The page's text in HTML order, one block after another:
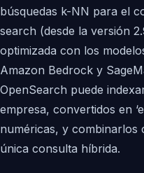
búsquedas k-NN para el
search (desde la versión
optimizada con los
Amazon Bedrock y
OpenSearch puede
empresa, convertidos en
numéricas, y combinarlos
única consulta híbrida.